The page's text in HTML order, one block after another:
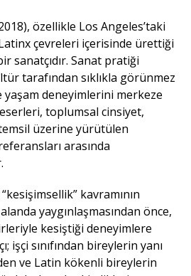
özellikle Los Angeles’taki
çevreleri içerisinde ürettiği
sanatçıdır. Sanat pratiği
tarafından sıklıkla görünmez
yaşam deneyimlerini merkeze
toplumsal cinsiyet,
üzerine yürütülen
arasında
“kesişimsellik” kavramının
yaygınlaşmasından önce,
kesiştiği deneyimlere
işçi sınıfından bireylerin yanı
ve Latin kökenli bireylerin